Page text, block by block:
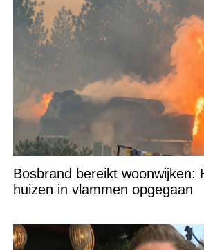
Bosbrand bereikt woonwijken:
huizen in vlammen opgegaan